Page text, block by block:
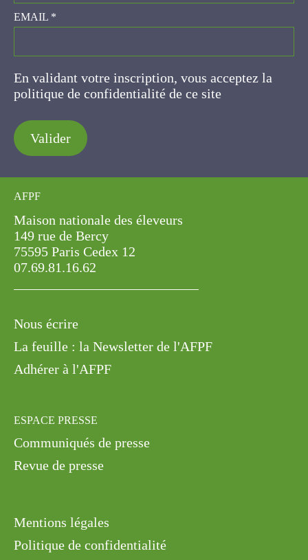
EMAIL*
En validant votre inscription, vous acceptez la
politique de confidentialité de ce site
Valider
AFPF
Maison nationale des éleveurs
149 rue de Bercy
75595 Paris Cedex 12
07.69.81.16.62
Nous écrire
La feuille : la Newsletter de l'AFPF
Adhérer à l'AFPF
ESPACE PRESSE
Communiqués de presse
Revue de presse
Mentions légales
Politique de confidentialité